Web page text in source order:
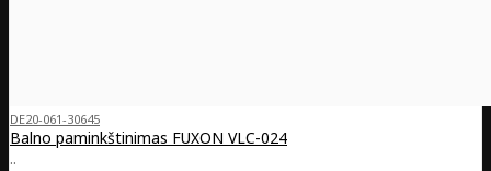
DE20-061-30645
Balno paminkštinimas FUXON VLC-024
..